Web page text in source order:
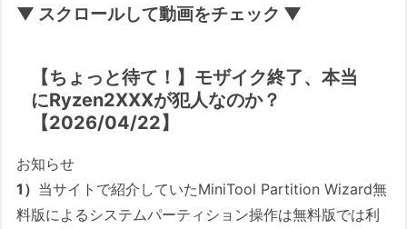
▼ スクロールして動画をチェック ▼
【ちょっと待て！】モザイク終了、本当
にRyzen2XXXが犯人なのか？
【2026/04/22】
お知らせ
1） 当サイトで紹介していたMiniTool Partition Wizard無
料版によるシステムパーティション操作は無料版では利